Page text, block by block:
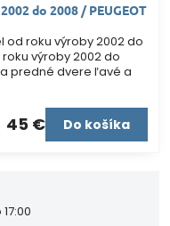
do 2008 / PEUGEOT
od roku výroby 2002 do
roku výroby 2002 do
predné dvere ľavé a
45 € Do košíka